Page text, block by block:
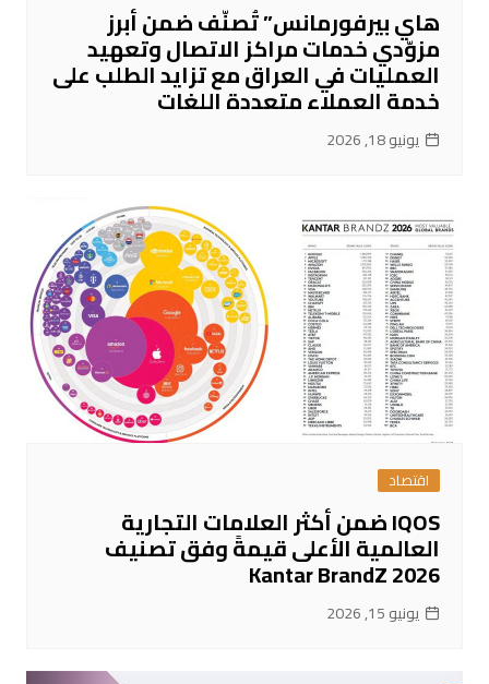
هاي بيرفورمانس” تُصنّف ضمن أبرز
مزوّدي خدمات مراكز الاتصال وتعهيد
العمليات في العراق مع تزايد الطلب على
خدمة العملاء متعددة اللغات
يونيو 18, 2026
اقتصاد
IQOS ضمن أكثر العلامات التجارية
العالمية الأعلى قيمةً وفق تصنيف
Kantar BrandZ 2026
يونيو 15, 2026